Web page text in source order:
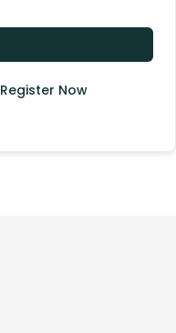
Register Now